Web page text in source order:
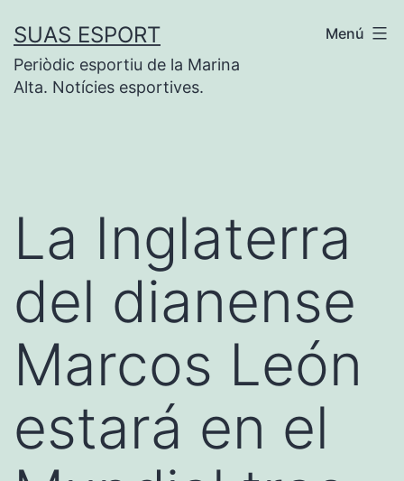
contenido
SUAS ESPORT
Periòdic esportiu de la Marina
Alta. Notícies esportives.
Menú
La Inglaterra
del dianense
Marcos León
estará en el